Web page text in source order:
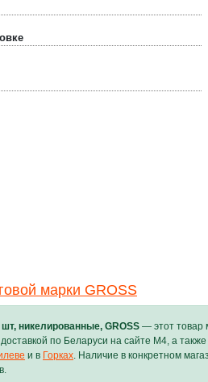
марки GROSS
никелированные, GROSS — этот товар
по Беларуси на сайте M4, а
и в Горках. Наличие в конкретном